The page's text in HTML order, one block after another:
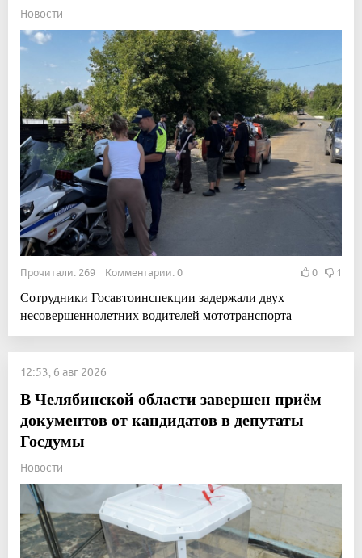
Новости
Прочитали: 269 Комментарии: 0 0 1
Сотрудники Госавтоинспекции задержали двух
несовершеннолетних водителей мототранспорта
12:53, 6 авг 2026
В Челябинской области завершен приём
документов от кандидатов в депутаты
Госдумы
Новости